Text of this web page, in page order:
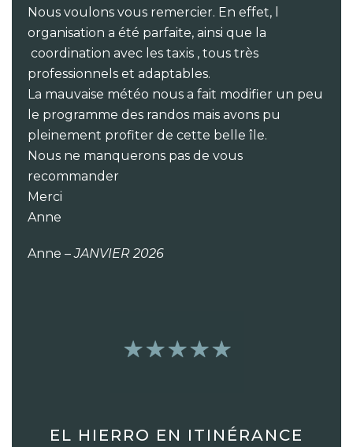
Nous voulons vous remercier. En effet, l
organisation a été parfaite, ainsi que la
coordination avec les taxis , tous très
professionnels et adaptables.
La mauvaise météo nous a fait modifier un peu
le programme des randos mais avons pu
pleinement profiter de cette belle île.
Nous ne manquerons pas de vous
recommander
Merci
Anne
Anne –JANVIER 2026
EL HIERRO EN ITINÉRANCE